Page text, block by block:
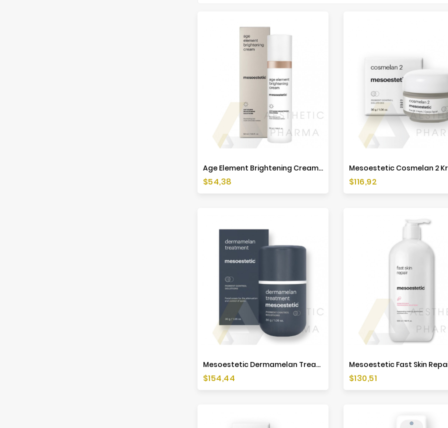
Age Element Brightening Cream - 50ml - Mesoestetic
Cena
$54,38 Cena
$116,92
Mesoestetic Dermamelan Treatment - 30g
Cena
$154,44 Cena
$130,51